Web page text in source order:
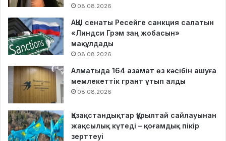
08.08.2026
АҚШ сенаты Ресейге санкция салатын
«Линдси Грэм заң жобасын»
мақұлдады
08.08.2026
Алматыда 164 азамат өз кәсібін ашуға
мемлекеттік грант ұтып алды
08.08.2026
Қазақстандықтар Құрылтай сайлауынан
жақсылық күтеді – қоғамдық пікір
зерттеуі